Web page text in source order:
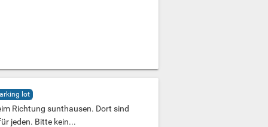
lot
Richtung sunthausen. Dort sind
jeden. Bitte kein...